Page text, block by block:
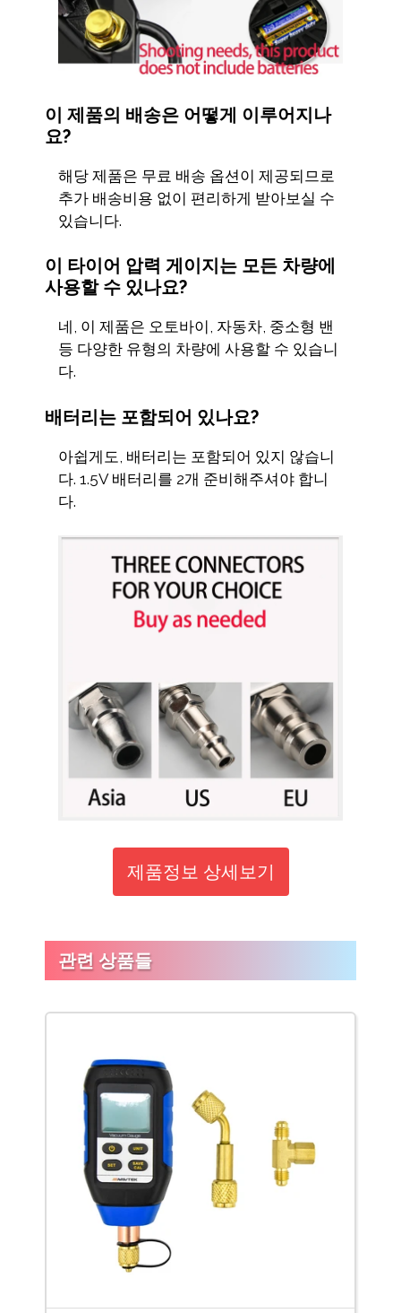
이 제품의 배송은 어떻게 이루어지나
요?
해당 제품은 무료 배송 옵션이 제공되므로
추가 배송비용 없이 편리하게 받아보실 수
있습니다.
이 타이어 압력 게이지는 모든 차량에
사용할 수 있나요?
네, 이 제품은 오토바이, 자동차, 중소형 밴
등 다양한 유형의 차량에 사용할 수 있습니
다.
배터리는 포함되어 있나요?
아쉽게도, 배터리는 포함되어 있지 않습니
다. 1.5V 배터리를 2개 준비해주셔야 합니
다.
제품정보 상세보기
관련 상품들